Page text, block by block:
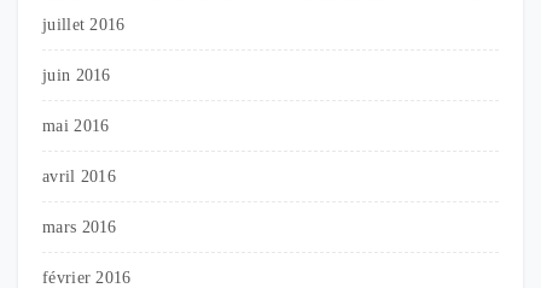
juillet 2016
juin 2016
mai 2016
avril 2016
mars 2016
février 2016